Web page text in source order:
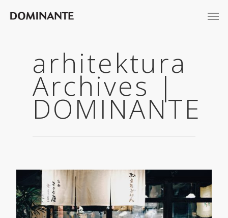
arhitektura
Archives |
DOMINANTE